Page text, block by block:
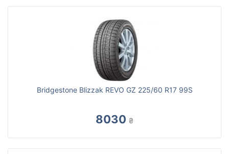
Bridgestone Blizzak REVO GZ 225/60 R17 99S
8030 ₴